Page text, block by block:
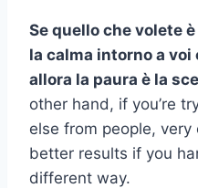
Se quello che volete
la calma intorno a voi
allora la paura è la
other hand, if you’re
else from people,
better results if you
different way.